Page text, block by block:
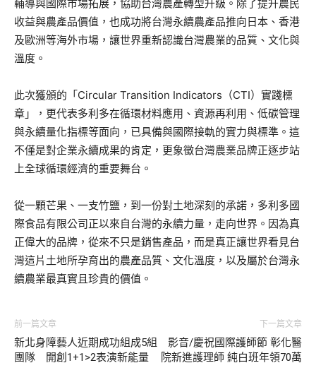
輔導與國際市場拓展，協助台灣農產轉型升級。除了提升農民
收益與農產品價值，也成功將台灣永續農產品推向日本、香港
及歐洲等海外市場，讓世界重新認識台灣農業的品質、文化與
溫度。
此次獲頒的「Circular Transition Indicators（CTI）實踐標
章」，更代表多利多在循環材料應用、資源再利用、低碳管理
與永續量化指標等面向，已具備與國際接軌的實力與標準。這
不僅是對企業永續成果的肯定，更象徵台灣農業品牌正逐步站
上全球循環經濟的重要舞台。
從一顆芒果、一支竹鹽，到一份對土地深刻的承諾，多利多國
際食品有限公司正以來自台灣的永續力量，走向世界。因為真
正偉大的品牌，從來不只是銷售產品，而是真正讓世界看見台
灣這片土地所孕育出的農產品質、文化溫度，以及屬於台灣永
續農業最真實且珍貴的價值。
前一篇文章
新北身障藝人近期成功組成5組
團隊 開創1+1>2表演新能量
下一篇文章
影音/慶祝國際護師節 彰化醫
院新進護理師 純白班年領70萬